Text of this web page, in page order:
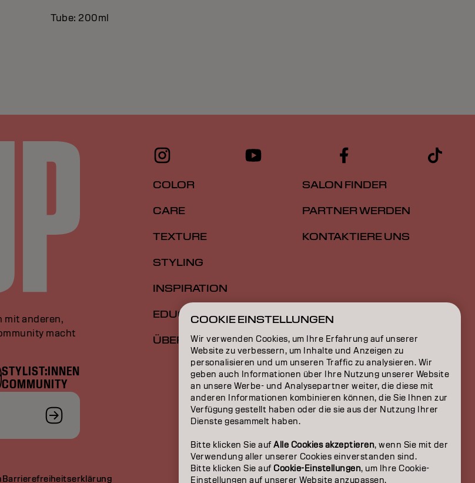
Tube: 200ml
mit anderen,
macht
STYLIST:INNEN
COMMUNITY
COLOR
CARE
TEXTURE
STYLING
INSPIRATION
EDUCATION
ÜBER
SALON FINDER
PARTNER WERDEN
KONTAKTIERE UNS
Barrierefreiheitserklärung
COOKIE EINSTELLUNGEN
Wir verwenden Cookies, um Ihre Erfahrung auf unserer
Website zu verbessern, um Inhalte und Anzeigen zu
personalisieren und um unseren Traffic zu analysieren. Wir
geben auch Informationen über Ihre Nutzung unserer Website
an unsere Werbe- und Analysepartner weiter, die diese mit
anderen Informationen kombinieren können, die Sie Ihnen zur
Verfügung gestellt haben oder die sie aus der Nutzung Ihrer
Dienste gesammelt haben.
Bitte klicken Sie aufAlle Cookies akzeptieren, wenn Sie mit der
Verwendung aller unserer Cookies einverstanden sind.
Bitte klicken Sie aufCookie-Einstellungen, um Ihre Cookie-
Einstellungen auf unserer Website anzupassen.